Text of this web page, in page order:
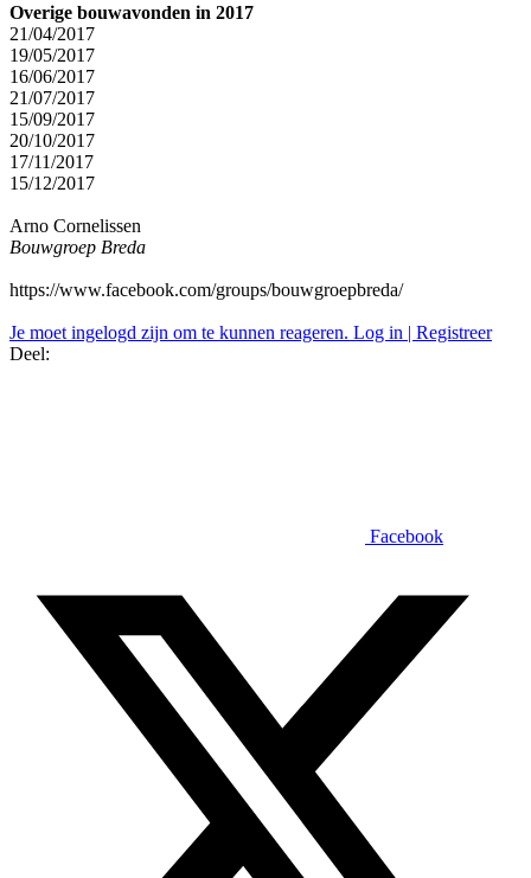
Overige bouwavonden in 2017
21/04/2017
19/05/2017
16/06/2017
21/07/2017
15/09/2017
20/10/2017
17/11/2017
15/12/2017
Arno Cornelissen
Bouwgroep Breda
https://www.facebook.com/groups/bouwgroepbreda/
Je moet ingelogd zijn om te kunnen reageren. Log in | Registreer
Deel:
Facebook